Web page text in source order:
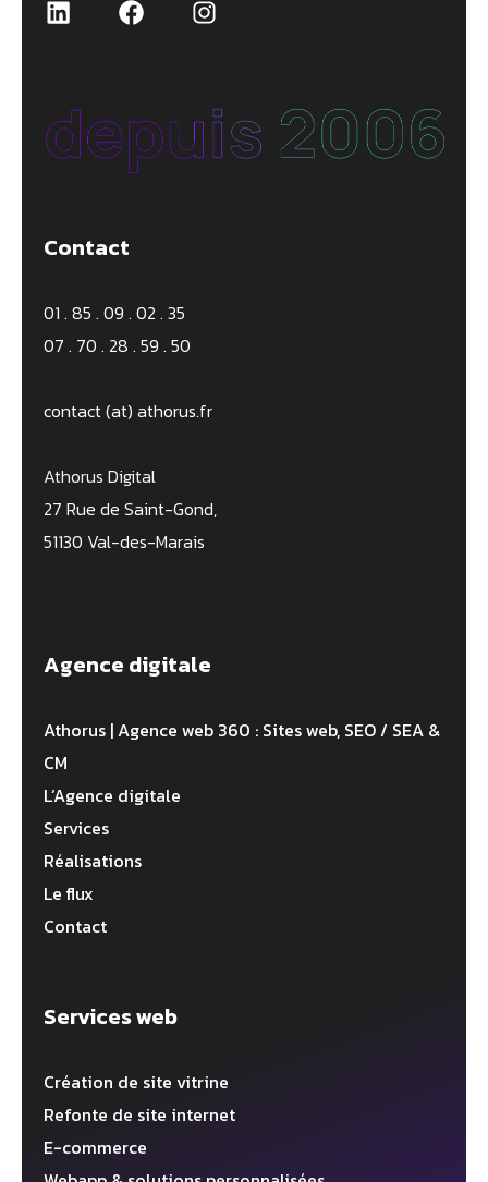
Contact
01 . 85 . 09 . 02 . 35
07 . 70 . 28 . 59 . 50
contact (at) athorus.fr
Athorus Digital
27 Rue de Saint-Gond,
51130 Val-des-Marais
Agence digitale
Athorus | Agence web 360 : Sites web, SEO / SEA &
CM
L’Agence digitale
Services
Réalisations
Le flux
Contact
Services web
Création de site vitrine
Refonte de site internet
E-commerce